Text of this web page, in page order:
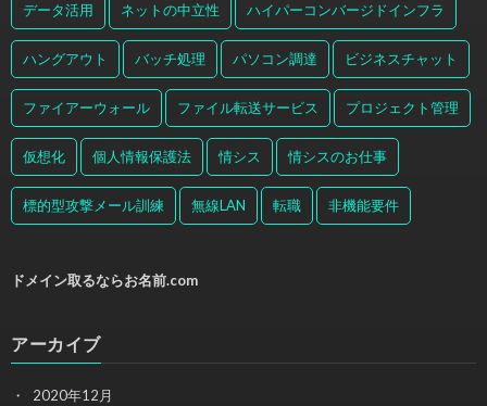
データ活用 ネットの中立性 ハイパーコンバージドインフラ
ハングアウト バッチ処理 パソコン調達 ビジネスチャット
ファイアーウォール ファイル転送サービス プロジェクト管理
仮想化 個人情報保護法 情シス 情シスのお仕事
標的型攻撃メール訓練 無線LAN 転職 非機能要件
ドメイン取るならお名前.com
アーカイブ
2020年12月